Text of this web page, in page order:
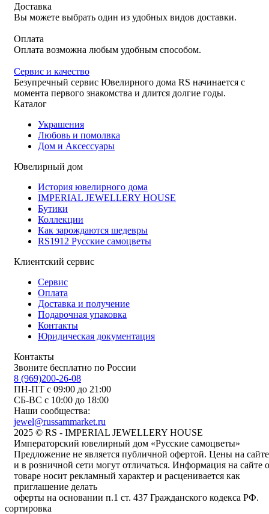
Доставка
Вы можете выбрать один из удобных видов доставки.
Оплата
Оплата возможна любым удобным способом.
Сервис и качество
Безупречный сервис Ювелирного дома RS начинается с
момента первого знакомства и длится долгие годы.
Каталог
Украшения
Любовь и помолвка
Дом и Аксессуары
Ювелирный дом
История ювелирного дома
IMPERIAL JEWELLERY HOUSE
Бутики
Коллекции
Как зарождаются шедевры
RS1912 Русские самоцветы
Клиентский сервис
Сервис
Оплата
Доставка и получение
Подарочная упаковка
Контакты
Юридическая документация
Контакты
Звоните бесплатно по России
8 (969)200-26-08
ПН-ПТ с 09:00 до 21:00
СБ-ВС с 10:00 до 18:00
Наши сообщества:
jewel@russammarket.ru
2025 © RS - IMPERIAL JEWELLERY HOUSE
Императорский ювелирный дом «Русские самоцветы»
Предложение не является публичной офертой. Цены на сайте
и в розничной сети могут отличаться. Информация на сайте о
товаре носит рекламный характер и расценивается как
приглашение делать
оферты на основании п.1 ст. 437 Гражданского кодекса РФ.
сортировка